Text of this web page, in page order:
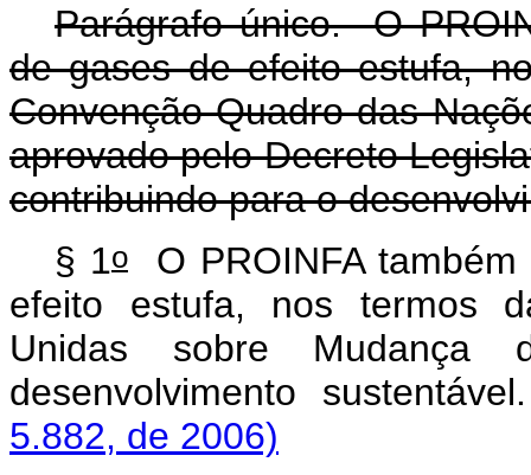
Parágrafo único. O
de gases de efeito estufa,
Convenção-Quadro das
aprovado pelo Decreto
contribuindo para o
§ 1o O PROINFA
efeito estufa, nos termos
Unidas sobre Mudança
desenvolvimento
5.882, de 2006)